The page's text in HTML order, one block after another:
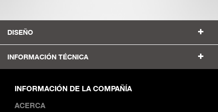
DISEÑO
INFORMACIÓN TÉCNICA
INFORMACIÓN DE LA COMPAÑÍA
ACERCA